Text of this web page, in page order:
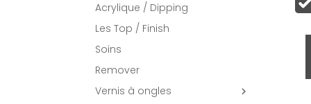
Acrylique / Dipping
Les Top / Finish
Soins
Remover
Vernis à ongles
